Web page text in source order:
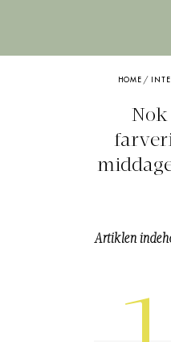
HOME /
Nok
Artiklen